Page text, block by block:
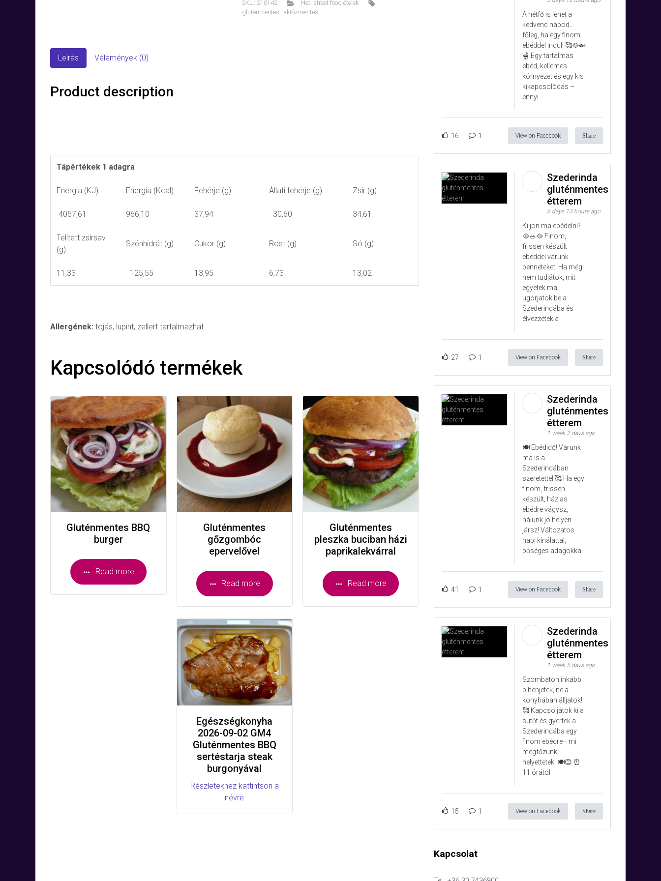
SKU: 210142
Heti street food ételek
gluténmentes, laktózmentes
Leírás Vélemények (0)
Product description
Tápértékek 1 adagra
Energia (KJ) Energia (Kcal) Fehérje (g) Állati fehérje (g) Zsír (g)
4057,61 966,10 37,94 30,60 34,61
Telített zsírsav
(g)
Szénhidrát (g) Cukor (g) Rost (g) Só (g)
11,33 125,55 13,95 6,73 13,02
Allergének: tojás, lupint, zellert tartalmazhat
Kapcsolódó termékek
Gluténmentes BBQ
burger
Read more
Gluténmentes
gőzgombóc
epervelővel
Read more
Egészségkonyha
2026-09-02 GM4
Gluténmentes BBQ
sertéstarja steak
burgonyával
Részletekhez kattintson a
névre
Gluténmentes
pleszka buciban házi
paprikalekvárral
Read more
A hétfő is lehet a
kedvenc napod…
főleg, ha egy finom
ebéddel indul! 🥰🥘🍛
🫕 Egy tartalmas
ebéd, kellemes
környezet és egy kis
kikapcsolódás –
ennyi
16 1 View on Facebook Share
Szederinda
gluténmentes
étterem
6 days 13 hours ago
Ki jön ma ebédelni?
🥘🥗🥘 Finom,
frissen készült
ebéddel várunk
benneteket! Ha még
nem tudjátok, mit
egyetek ma,
ugorjatok be a
Szederindába és
élvezzétek a
27 1 View on Facebook Share
Szederinda
gluténmentes
étterem
1 week 2 days ago
🍽️ Ebédidő! Várunk
ma is a
Szederindában
szeretettel!🥰 Ha egy
finom, frissen
készült, házias
ebédre vágysz,
nálunk jó helyen
jársz! Változatos
napi kínálattal,
bőséges adagokkal
41 1 View on Facebook Share
Szederinda
gluténmentes
étterem
1 week 5 days ago
Szombaton inkább
pihenjetek, ne a
konyhában álljatok!
🥰 Kapcsoljátok ki a
sütőt és gyertek a
Szederindába egy
finom ebédre– mi
megfőzünk
helyettetek! 🍽️😊 ⏰
11 órától
15 1 View on Facebook Share
Kapcsolat